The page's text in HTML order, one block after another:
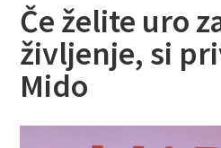
Če želite uro
življenje, si
Mido